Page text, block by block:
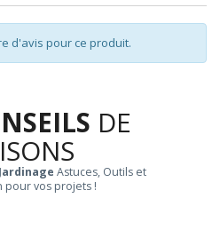
d'avis pour ce produit.
DE
Astuces, Outils et
pour vos projets !